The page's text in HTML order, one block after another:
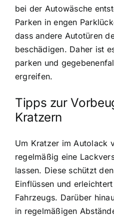
bei der Autowäsche
Parken in engen
dass andere Autotüren
beschädigen. Daher ist
parken und
ergreifen.
Tipps zur
Kratzern
Um Kratzer im Autolack
regelmäßig eine
lassen. Diese schützt
Einflüssen und
Fahrzeugs. Darüber
in regelmäßigen